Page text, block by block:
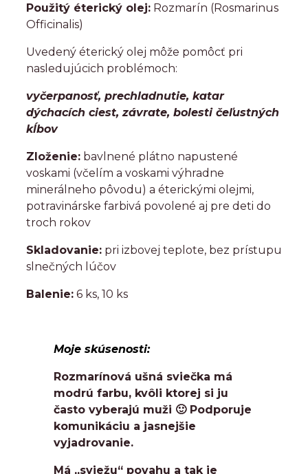
Použitý éterický olej: Rozmarín (Rosmarinus
Officinalis)
Uvedený éterický olej môže pomôcť pri
nasledujúcich problémoch:
vyčerpanosť, prechladnutie, katar
dýchacích ciest, závrate, bolesti čeľustných
kĺbov
Zloženie: bavlnené plátno napustené
voskami (včelím a voskami výhradne
minerálneho pôvodu) a éterickými olejmi,
potravinárske farbivá povolené aj pre deti do
troch rokov
Skladovanie: pri izbovej teplote, bez prístupu
slnečných lúčov
Balenie: 6 ks, 10 ks
Moje skúsenosti:
Rozmarínová ušná sviečka má
modrú farbu, kvôli ktorej si ju
často vyberajú muži 🙂 Podporuje
komunikáciu a jasnejšie
vyjadrovanie.
Má „sviežu“ povahu a tak je